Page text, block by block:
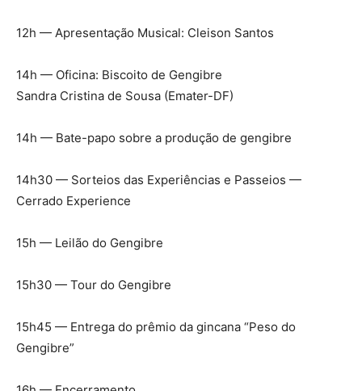
12h — Apresentação Musical: Cleison Santos
14h — Oficina: Biscoito de Gengibre
Sandra Cristina de Sousa (Emater-DF)
14h — Bate-papo sobre a produção de gengibre
14h30 — Sorteios das Experiências e Passeios —
Cerrado Experience
15h — Leilão do Gengibre
15h30 — Tour do Gengibre
15h45 — Entrega do prêmio da gincana “Peso do
Gengibre”